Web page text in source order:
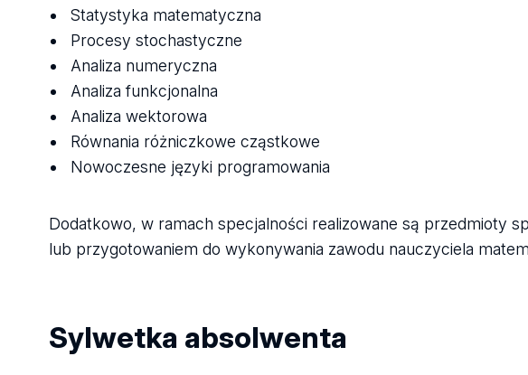
Statystyka matematyczna
Procesy stochastyczne
Analiza numeryczna
Analiza funkcjonalna
Analiza wektorowa
Równania różniczkowe cząstkowe
Nowoczesne języki programowania
Dodatkowo, w ramach specjalności realizowane są przedmioty
lub przygotowaniem do wykonywania zawodu nauczyciela
Sylwetka absolwenta